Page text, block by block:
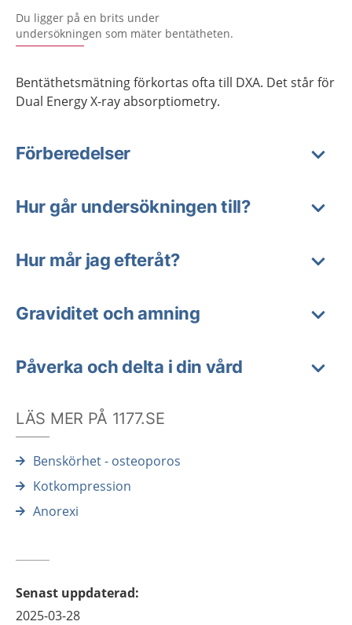
Du ligger på en brits under
undersökningen som mäter bentätheten.
Bentäthetsmätning förkortas ofta till DXA. Det står för
Dual Energy X-ray absorptiometry.
Förberedelser
Hur går undersökningen till?
Hur mår jag efteråt?
Graviditet och amning
Påverka och delta i din vård
LÄS MER PÅ 1177.SE
Benskörhet - osteoporos
Kotkompression
Anorexi
Senast uppdaterad:
2025-03-28